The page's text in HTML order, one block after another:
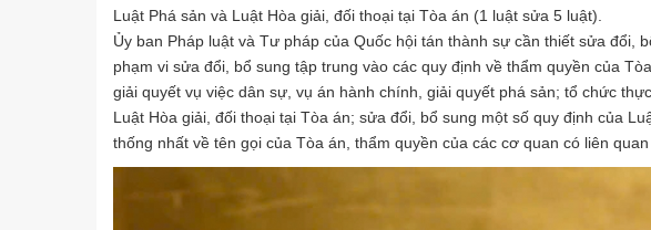
Luật Phá sản và Luật Hòa giải, đối thoại tại Tòa án (1 luật sửa 5 luật).
Ủy ban Pháp luật và Tư pháp của Quốc hội tán thành sự cần thiết sửa đổi,
phạm vi sửa đổi, bổ sung tập trung vào các quy định về thẩm quyền của
giải quyết vụ việc dân sự, vụ án hành chính, giải quyết phá sản; tổ chức
Luật Hòa giải, đối thoại tại Tòa án; sửa đổi, bổ sung một số quy định của
thống nhất về tên gọi của Tòa án, thẩm quyền của các cơ quan có liên